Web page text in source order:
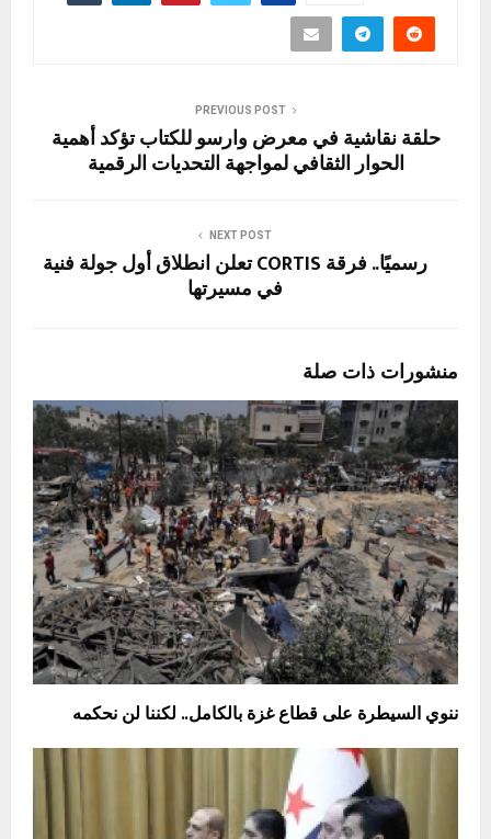
PREVIOUS POST
حلقة نقاشية في معرض وارسو للكتاب تؤكد أهمية
الحوار الثقافي لمواجهة التحديات الرقمية
NEXT POST
رسميًا.. فرقة CORTIS تعلن انطلاق أول جولة فنية
في مسيرتها
منشورات ذات صلة
ننوي السيطرة على قطاع غزة بالكامل.. لكننا لن نحكمه